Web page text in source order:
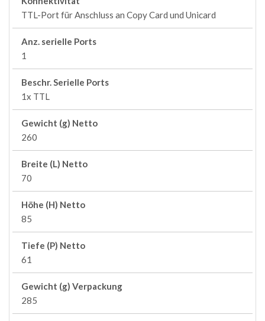
TTL-Port für Anschluss an Copy Card und Unicard
Anz. serielle Ports
1
Beschr. Serielle Ports
1x TTL
Gewicht (g) Netto
260
Breite (L) Netto
70
Höhe (H) Netto
85
Tiefe (P) Netto
61
Gewicht (g) Verpackung
285